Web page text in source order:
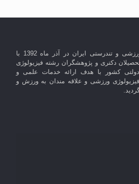
وب سایت فیزیولوژی ورزشی و تندرستی ایران در آذر ماه 1392 با
دکتری و پژوهشگران رشته فیزیولوژی
کشور با هدف ارائه خدمات علمی و
ورزشی و علاقه مندان به ورزش و